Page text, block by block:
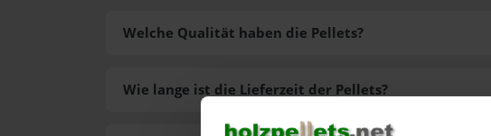
Welche Qualität haben die Pellets?
Wie lange ist die Lieferzeit der Pellets?